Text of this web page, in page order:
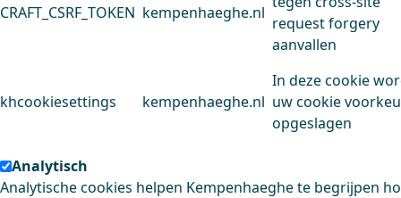
CRAFT_CSRF_TOKEN kempenhaeghe.nl
request forgery
aanvallen
khcookiesettings kempenhaeghe.nl
In deze cookie
uw cookie
opgeslagen
Analytisch
Analytische cookies helpen Kempenhaeghe te begrijpen